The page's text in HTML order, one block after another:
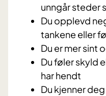
unngår steder
Du opplevd
tankene eller
Du er mer sint
Du føler skyld
har hendt
Du kjenner